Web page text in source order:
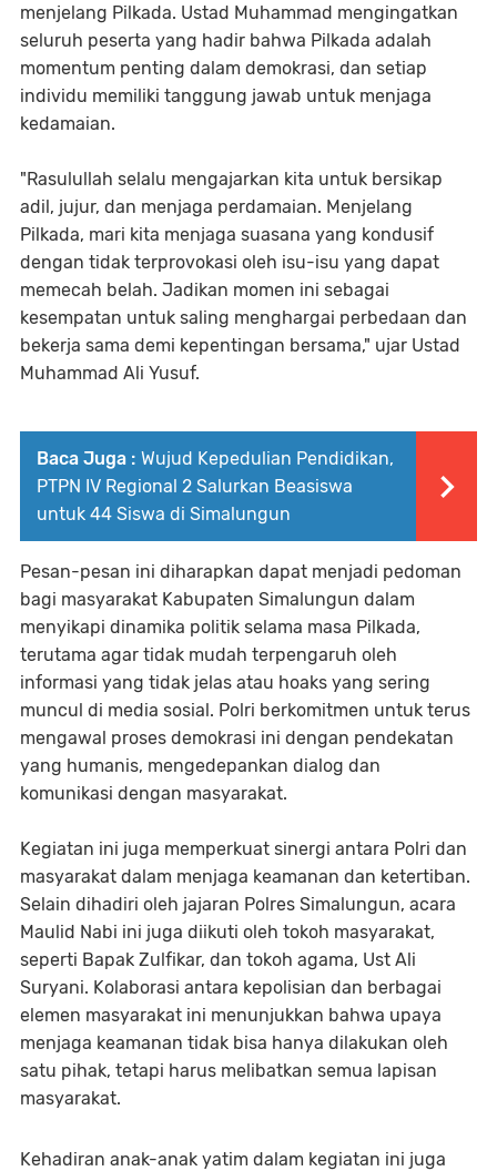
menjelang Pilkada. Ustad Muhammad mengingatkan
seluruh peserta yang hadir bahwa Pilkada adalah
momentum penting dalam demokrasi, dan setiap
individu memiliki tanggung jawab untuk menjaga
kedamaian.
"Rasulullah selalu mengajarkan kita untuk bersikap
adil, jujur, dan menjaga perdamaian. Menjelang
Pilkada, mari kita menjaga suasana yang kondusif
dengan tidak terprovokasi oleh isu-isu yang dapat
memecah belah. Jadikan momen ini sebagai
kesempatan untuk saling menghargai perbedaan dan
bekerja sama demi kepentingan bersama," ujar Ustad
Muhammad Ali Yusuf.
Baca Juga : Wujud Kepedulian Pendidikan,
PTPN IV Regional 2 Salurkan Beasiswa
untuk 44 Siswa di Simalungun
Pesan-pesan ini diharapkan dapat menjadi pedoman
bagi masyarakat Kabupaten Simalungun dalam
menyikapi dinamika politik selama masa Pilkada,
terutama agar tidak mudah terpengaruh oleh
informasi yang tidak jelas atau hoaks yang sering
muncul di media sosial. Polri berkomitmen untuk terus
mengawal proses demokrasi ini dengan pendekatan
yang humanis, mengedepankan dialog dan
komunikasi dengan masyarakat.
Kegiatan ini juga memperkuat sinergi antara Polri dan
masyarakat dalam menjaga keamanan dan ketertiban.
Selain dihadiri oleh jajaran Polres Simalungun, acara
Maulid Nabi ini juga diikuti oleh tokoh masyarakat,
seperti Bapak Zulfikar, dan tokoh agama, Ust Ali
Suryani. Kolaborasi antara kepolisian dan berbagai
elemen masyarakat ini menunjukkan bahwa upaya
menjaga keamanan tidak bisa hanya dilakukan oleh
satu pihak, tetapi harus melibatkan semua lapisan
masyarakat.
Kehadiran anak-anak yatim dalam kegiatan ini juga